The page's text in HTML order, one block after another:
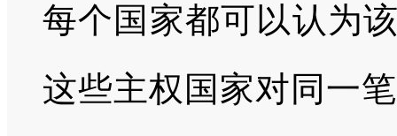
每个国家都可以认为
这些主权国家对同一